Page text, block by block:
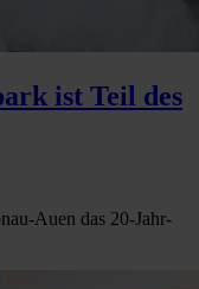
ist Teil des
Auen das 20-Jahr-